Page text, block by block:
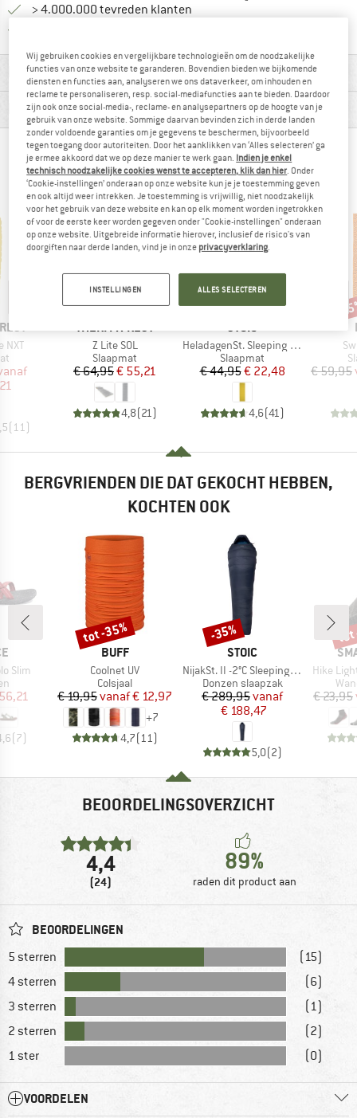
> 4.000.000 tevreden klanten
MATERIAALGEGEVENS & KENMERKEN
PRODUCTBESCHRIJVING
BERGVRIENDEN DIE DIT BEKEKEN HEBBEN,
KEKEN OOK NAAR
NXT
prijs
( 11)
MERK
THERM-A-REST
Artikel
Z Lite SOL
Productgroep
Slaapmat
Prijs
€ 64,95Verlaagde prijs
€ 55,21
4,8(21)
Korting
-15%
MERK
STOIC
Artikel
HeladagenSt. Sleeping Mat
Productgroep
Slaapmat
Prijs
€ 44,95Verlaagde prijs
€ 22,48
4,6(41)
Korting
-50%
€ 59,95
-
BERGVRIENDEN DIE DAT GEKOCHT HEBBEN,
KOCHTEN OOK
Slim
prijs
(7)
MERK
BUFF
Artikel
Coolnet UV
Productgroep
Colsjaal
Prijs
€ 19,95 Verlaagde prijs
vanaf€ 12,97
+7
4,7(11 )
Korting
tot -35%
MERK
STOIC
Artikel
NijakSt. II -2°C Sleeping Bag
Productgroep
Donzen slaapzak
Prijs
€ 289,95Verlaagde prijs
vanaf
€ 188,47
5,0(2)
Korting
-35%
Artikel
Hike
€ 23,95
BEOORDELINGSOVERZICHT
4,4
(24)
89%
raden dit product aan
BEOORDELINGEN
5 sterren
(15)
4 sterren
(6)
3 sterren
(1)
2 sterren
(2)
1 ster
(0)
VOORDELEN
Wij gebruiken cookies en vergelijkbare technologieën om de noodzakelijke
functies van onze website te garanderen. Bovendien bieden we bijkomende
diensten en functies aan, analyseren we ons dataverkeer, om inhouden en
reclame te personaliseren, resp. social-mediafuncties aan te bieden. Daardoor
zijn ook onze social-media-, reclame- en analysepartners op de hoogte van je
gebruik van onze website. Sommige daarvan bevinden zich in derde landen
zonder voldoende garanties om je gegevens te beschermen, bijvoorbeeld
tegen toegang door autoriteiten. Door het aanklikken van ‘Alles selecteren’ ga
je ermee akkoord dat we op deze manier te werk gaan. Indien je enkel
technisch noodzakelijke cookies wenst te accepteren, klik dan hier. Onder
‘Cookie-instellingen’ onderaan op onze website kun je je toestemming geven
en ook altijd weer intrekken. Je toestemming is vrijwillig, niet noodzakelijk
voor het gebruik van deze website en kan op elk moment worden ingetrokken
of voor de eerste keer worden gegeven onder "Cookie-instellingen" onderaan
op onze website. Uitgebreide informatie hierover, inclusief de risico's van
doorgiften naar derde landen, vind je in onze privacyverklaring.
INSTELLINGEN ALLES SELECTEREN